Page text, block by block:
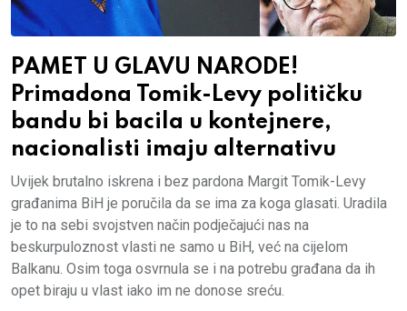
PAMET U GLAVU NARODE!
Primadona Tomik-Levy političku
bandu bi bacila u kontejnere,
nacionalisti imaju alternativu
Uvijek brutalno iskrena i bez pardona Margit Tomik-Levy
građanima BiH je poručila da se ima za koga glasati. Uradila
je to na sebi svojstven način podječajući nas na
beskurpuloznost vlasti ne samo u BiH, već na cijelom
Balkanu. Osim toga osvrnula se i na potrebu građana da ih
opet biraju u vlast iako im ne donose sreću.